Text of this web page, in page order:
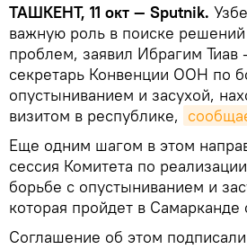
ТАШКЕНТ, 11 окт — Sputnik.
важную роль в поиске решений
проблем, заявил Ибрагим
секретарь Конвенции ООН по
опустыниванием и засухой,
визитом в республике,
Еще одним шагом в этом
сессия Комитета по
борьбе с опустыниванием и
которая пройдет в Самарканде
Соглашение об этом